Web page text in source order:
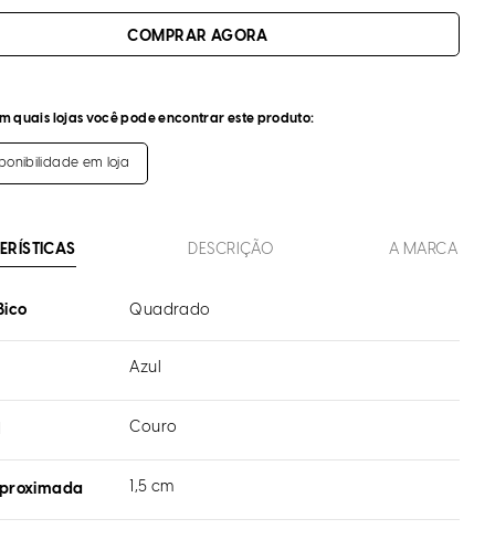
quais lojas você pode encontrar este produto:
em loja
DESCRIÇÃO A MARCA
Quadrado
Azul
Couro
1,5 cm